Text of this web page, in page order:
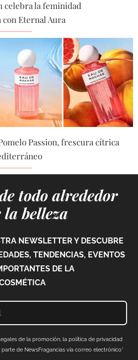
celebra la feminidad
Eternal Aura
Passion, frescura cítrica
todo alrededor
la belleza
NEWSLETTER Y DESCUBRE
TENDENCIAS, EVENTOS
DE LA
de la promoción, la política de privacidad
de NewsFragancias vía correo electrónico*